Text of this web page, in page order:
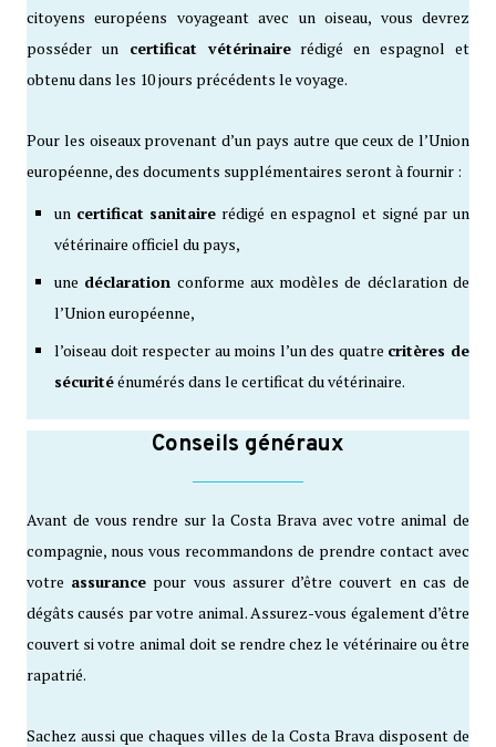
citoyens européens voyageant avec un oiseau, vous devrez
posséder un certificat vétérinairerédigé en espagnol et
obtenu dans les 10 jours précédents le voyage.
Pour les oiseaux provenant d’un pays autre que ceux de l’Union
européenne, des documents supplémentaires seront à fournir :
un certificat sanitaire rédigé en espagnol et signé par un
vétérinaire officiel du pays,
une déclaration conforme aux modèles de déclaration de
l’Union européenne,
l’oiseau doit respecter au moins l’un des quatre critères de
sécuritéénumérés dans le certificat du vétérinaire.
Conseils généraux
Avant de vous rendre sur la Costa Brava avec votre animal de
compagnie, nous vous recommandons de prendre contact avec
votre assurance pour vous assurer d’être couvert en cas de
dégâts causés par votre animal. Assurez-vous également d’être
couvert si votre animal doit se rendre chez le vétérinaire ou être
rapatrié.
Sachez aussi que chaques villes de la Costa Brava disposent de